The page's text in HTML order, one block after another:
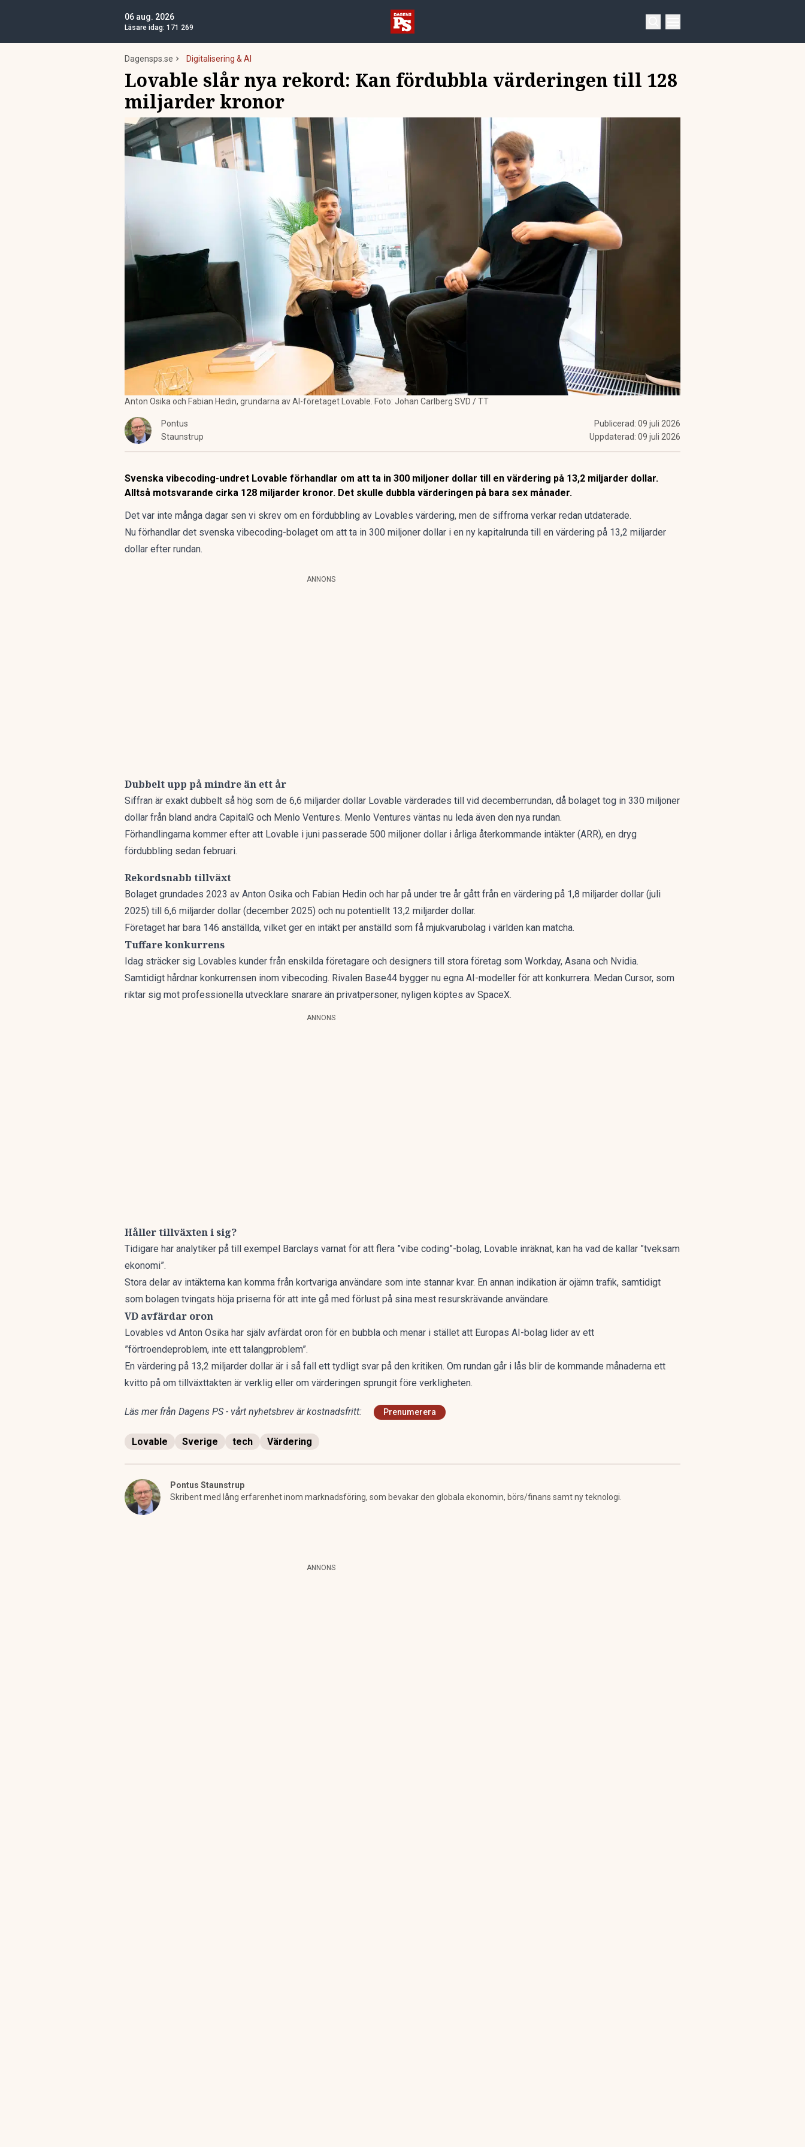
06 aug. 2026
Läsare idag: 171 269
Dagensps.se Digitalisering & AI
Lovable slår nya rekord: Kan fördubbla värderingen till 128
miljarder kronor
Anton Osika och Fabian Hedin, grundarna av AI-företaget Lovable. Foto: Johan Carlberg SVD / TT
Pontus
Staunstrup
Publicerad: 09 juli 2026
Uppdaterad: 09 juli 2026
Svenska vibecoding-undret Lovable förhandlar om att ta in 300 miljoner dollar till en värdering på 13,2 miljarder dollar.
Alltså motsvarande cirka 128 miljarder kronor. Det skulle dubbla värderingen på bara sex månader.
Det var inte många dagar sen vi skrev om en fördubbling av Lovables värdering, men de siffrorna verkar redan utdaterade.
Nu förhandlar det svenska vibecoding-bolaget om att ta in 300 miljoner dollar i en ny kapitalrunda till en värdering på 13,2 miljarder
dollar efter rundan.
ANNONS
Dubbelt upp på mindre än ett år
Siffran är exakt dubbelt så hög som de 6,6 miljarder dollar Lovable värderades till vid decemberrundan, då bolaget tog in 330 miljoner
dollar från bland andra CapitalG och Menlo Ventures. Menlo Ventures väntas nu leda även den nya rundan.
Förhandlingarna kommer efter att Lovable i juni passerade 500 miljoner dollar i årliga återkommande intäkter (ARR), en dryg
fördubbling sedan februari.
Rekordsnabb tillväxt
Bolaget grundades 2023 av Anton Osika och Fabian Hedin och har på under tre år gått från en värdering på 1,8 miljarder dollar (juli
2025) till 6,6 miljarder dollar (december 2025) och nu potentiellt 13,2 miljarder dollar.
Företaget har bara 146 anställda, vilket ger en intäkt per anställd som få mjukvarubolag i världen kan matcha.
Tuffare konkurrens
Idag sträcker sig Lovables kunder från enskilda företagare och designers till stora företag som Workday, Asana och Nvidia.
Samtidigt hårdnar konkurrensen inom vibecoding. Rivalen Base44 bygger nu egna AI-modeller för att konkurrera. Medan Cursor, som
riktar sig mot professionella utvecklare snarare än privatpersoner, nyligen köptes av SpaceX.
ANNONS
Håller tillväxten i sig?
Tidigare har analytiker på till exempel Barclays varnat för att flera ”vibe coding”-bolag, Lovable inräknat, kan ha vad de kallar ”tveksam
ekonomi”.
Stora delar av intäkterna kan komma från kortvariga användare som inte stannar kvar. En annan indikation är ojämn trafik, samtidigt
som bolagen tvingats höja priserna för att inte gå med förlust på sina mest resurskrävande användare.
VD avfärdar oron
Lovables vd Anton Osika har själv avfärdat oron för en bubbla och menar i stället att Europas AI-bolag lider av ett
”förtroendeproblem, inte ett talangproblem”.
En värdering på 13,2 miljarder dollar är i så fall ett tydligt svar på den kritiken. Om rundan går i lås blir de kommande månaderna ett
kvitto på om tillväxttakten är verklig eller om värderingen sprungit före verkligheten.
Läs mer från Dagens PS - vårt nyhetsbrev är kostnadsfritt: Prenumerera
Lovable Sverige tech Värdering
Pontus Staunstrup
Skribent med lång erfarenhet inom marknadsföring, som bevakar den globala ekonomin, börs/finans samt ny teknologi.
ANNONS